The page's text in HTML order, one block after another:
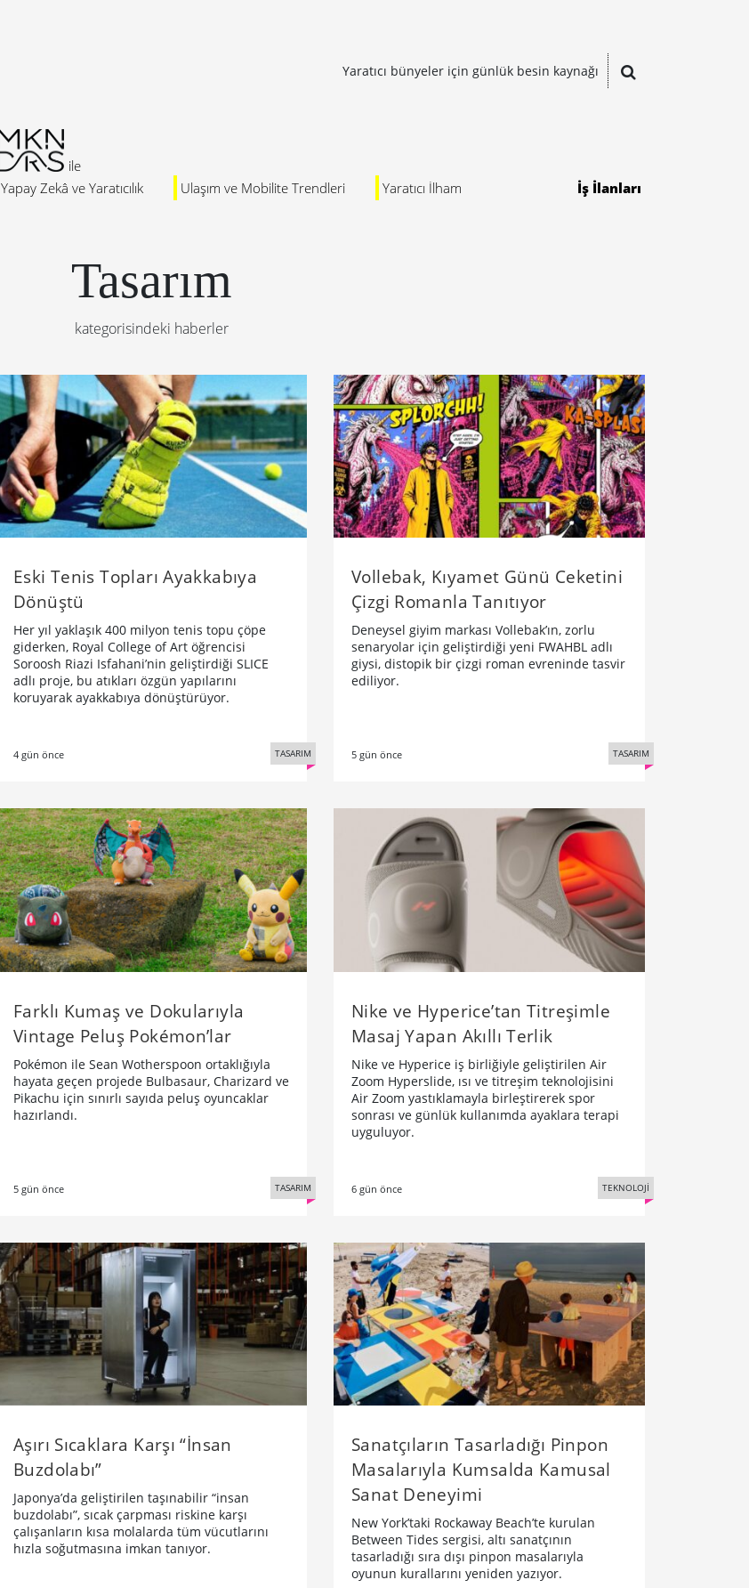
Yaratıcı bünyeler için günlük besin kaynağı
Yapay Zekâ ve Yaratıcılık Ulaşım ve Mobilite Trendleri Yaratıcı İlham İş İlanları
Tasarım
kategorisindeki haberler
Eski Tenis Topları Ayakkabıya
Dönüştü
Her yıl yaklaşık 400 milyon tenis topu çöpe
giderken, Royal College of Art öğrencisi
Soroosh Riazi Isfahani’nin geliştirdiği SLICE
adlı proje, bu atıkları özgün yapılarını
koruyarak ayakkabıya dönüştürüyor.
4 gün önce TASARIM
Vollebak, Kıyamet Günü Ceketini
Çizgi Romanla Tanıtıyor
Deneysel giyim markası Vollebak’ın, zorlu
senaryolar için geliştirdiği yeni FWAHBL adlı
giysi, distopik bir çizgi roman evreninde tasvir
ediliyor.
5 gün önce TASARIM
Farklı Kumaş ve Dokularıyla
Vintage Peluş Pokémon’lar
Pokémon ile Sean Wotherspoon ortaklığıyla
hayata geçen projede Bulbasaur, Charizard ve
Pikachu için sınırlı sayıda peluş oyuncaklar
hazırlandı.
5 gün önce TASARIM
Nike ve Hyperice’tan Titreşimle
Masaj Yapan Akıllı Terlik
Nike ve Hyperice iş birliğiyle geliştirilen Air
Zoom Hyperslide, ısı ve titreşim teknolojisini
Air Zoom yastıklamayla birleştirerek spor
sonrası ve günlük kullanımda ayaklara terapi
uyguluyor.
6 gün önce TEKNOLOJİ
Aşırı Sıcaklara Karşı “İnsan
Buzdolabı”
Japonya’da geliştirilen taşınabilir “insan
buzdolabı”, sıcak çarpması riskine karşı
çalışanların kısa molalarda tüm vücutlarını
hızla soğutmasına imkan tanıyor.
Sanatçıların Tasarladığı Pinpon
Masalarıyla Kumsalda Kamusal
Sanat Deneyimi
New York’taki Rockaway Beach’te kurulan
Between Tides sergisi, altı sanatçının
tasarladığı sıra dışı pinpon masalarıyla
oyunun kurallarını yeniden yazıyor.